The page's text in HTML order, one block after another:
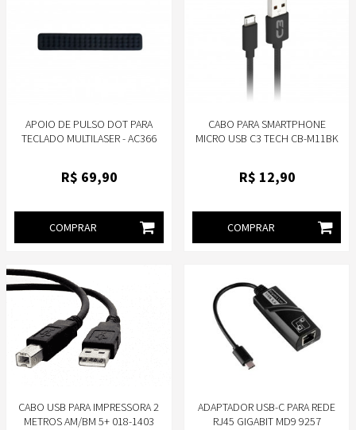
APOIO DE PULSO DOT PARA
TECLADO MULTILASER - AC366
R$ 69,90
COMPRAR
CABO PARA SMARTPHONE
MICRO USB C3 TECH CB-M11BK
R$ 12,90
COMPRAR
CABO USB PARA IMPRESSORA 2
METROS AM/BM 5+ 018-1403
ADAPTADOR USB-C PARA REDE
RJ45 GIGABIT MD9 9257